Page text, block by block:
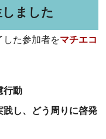
ました
した参加者をマチエコ
行動
し、どう周りに啓発